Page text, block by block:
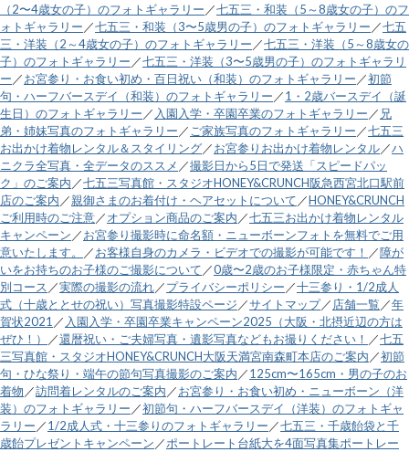
（2〜4歳女の子）のフォトギャラリー ／七五三・和装（5～8歳女の子）のフ
ォトギャラリー ／七五三・和装（3〜5歳男の子）のフォトギャラリー ／七五
三・洋装（2～4歳女の子）のフォトギャラリー ／七五三・洋装（5～8歳女の
子）のフォトギャラリー ／七五三・洋装（3〜5歳男の子）のフォトギャラリ
ー ／お宮参り・お食い初め・百日祝い（和装）のフォトギャラリー ／初節
句・ハーフバースデイ（和装）のフォトギャラリー ／1・2歳バースデイ（誕
生日）のフォトギャラリー ／ 入園入学・卒園卒業のフォトギャラリー ／ 兄
弟・姉妹写真のフォトギャラリー ／ ご家族写真のフォトギャラリー ／七五三
お出かけ着物レンタル＆スタイリング／お宮参りお出かけ着物レンタル／ハ
ニクラ全写真・全データのススメ ／撮影日から5日で発送「スピードパッ
ク」のご案内 ／七五三写真館・スタジオHONEY&CRUNCH阪急西宮北口駅前
店のご案内 ／親御さまのお着付け・ヘアセットについて ／HONEY&CRUNCH
ご利用時のご注意／オプション商品のご案内 ／七五三お出かけ着物レンタル
キャンペーン ／お宮参り撮影時に命名額・ニューボーンフォトを無料でご用
意いたします。
／お客様自身のカメラ・ビデオでの撮影が可能です！ ／障が
いをお持ちのお子様のご撮影について ／0歳〜2歳のお子様限定・赤ちゃん特
別コース ／実際の撮影の流れ／プライバシーポリシー ／十三参り・1/2成人
式（十歳ととせの祝い）写真撮影特設ページ ／サイトマップ／ 店舗一覧 ／年
賀状2021 ／ 入園入学・卒園卒業キャンペーン2025（大阪・北摂近辺の方は
ぜひ！）
／還暦祝い・ご夫婦写真・遺影写真などもお撮りください！ ／七五
三写真館・スタジオHONEY&CRUNCH大阪天満宮南森町本店のご案内 ／初節
句・ひな祭り・端午の節句写真撮影のご案内 ／125cm〜165cm・男の子のお
着物 ／訪問着レンタルのご案内 ／お宮参り・お食い初め・ニューボーン（洋
装）のフォトギャラリー ／初節句・ハーフバースデイ（洋装）のフォトギャ
ラリー ／1/2成人式・十三参りのフォトギャラリー ／七五三・千歳飴袋と千
歳飴プレゼントキャンペーン ／ポートレート台紙大を4面写真集ポートレー